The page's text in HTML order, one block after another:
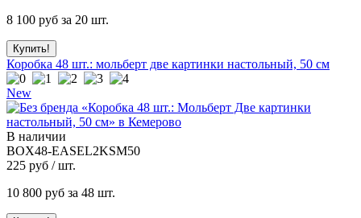
8 100 руб за 20 шт.
Коробка 48 шт.: мольберт две картинки настольный, 50 см
New
В наличии
BOX48-EASEL2KSM50
225 руб / шт.
10 800 руб за 48 шт.